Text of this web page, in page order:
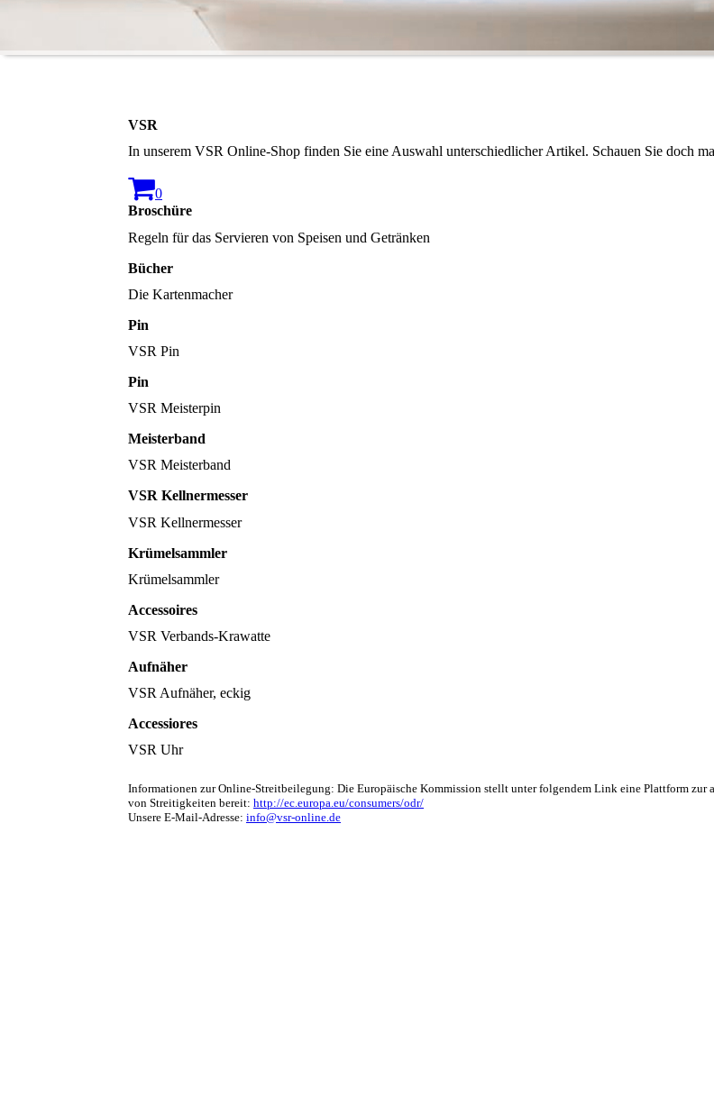
VSR
In unserem VSR Online-Shop finden Sie eine Auswahl unterschiedlicher Artikel. Schauen Sie doch
0
Broschüre
Regeln für das Servieren von Speisen und Getränken
Bücher
Die Kartenmacher
Pin
VSR Pin
Pin
VSR Meisterpin
Meisterband
VSR Meisterband
VSR Kellnermesser
VSR Kellnermesser
Krümelsammler
Krümelsammler
Accessoires
VSR Verbands-Krawatte
Aufnäher
VSR Aufnäher, eckig
Accessiores
VSR Uhr
Informationen zur Online-Streitbeilegung: Die Europäische Kommission stellt unter folgendem Link eine Plattform zur
von Streitigkeiten bereit: http://ec.europa.eu/consumers/odr/
Unsere E-Mail-Adresse: info@vsr-online.de